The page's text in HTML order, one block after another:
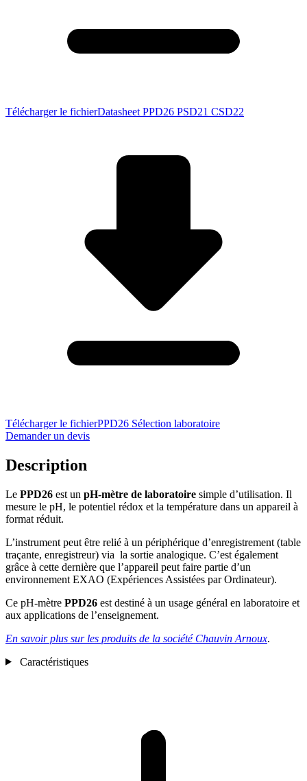
Télécharger le fichierDatasheet PPD26 PSD21 CSD22
Télécharger le fichierPPD26 Sélection laboratoire
Demander un devis
Description
Le PPD26 est un pH-mètre de laboratoire simple d’utilisation. Il
mesure le pH, le potentiel rédox et la température dans un appareil à
format réduit.
L’instrument peut être relié à un périphérique d’enregistrement (table
traçante, enregistreur) via la sortie analogique. C’est également
grâce à cette dernière que l’appareil peut faire partie d’un
environnement EXAO (Expériences Assistées par Ordinateur).
Ce pH-mètre PPD26 est destiné à un usage général en laboratoire et
aux applications de l’enseignement.
En savoir plus sur les produits de la société Chauvin Arnoux.
Caractéristiques